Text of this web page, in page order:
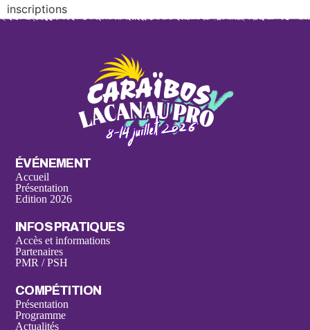
inscriptions
ÉVÉNEMENT
Accueil
Présentation
Edition 2026
INFOS PRATIQUES
Accès et informations
Partenaires
PMR / PSH
COMPÉTITION
Présentation
Programme
Actualités